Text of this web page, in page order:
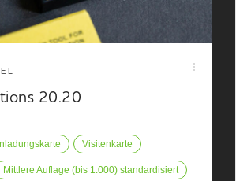
20.20
Visitenkarte
Mittlere Auflage (bis 1.000) standardisiert